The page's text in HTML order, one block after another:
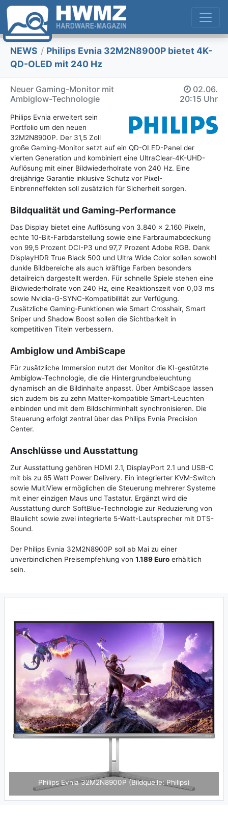
NEWS / Philips Evnia 32M2N8900P bietet 4K-
QD-OLED mit 240 Hz
Neuer Gaming-Monitor mit
Ambiglow-Technologie
02.06.
20:15 Uhr
Philips Evnia erweitert sein
Portfolio um den neuen
32M2N8900P. Der 31,5 Zoll
große Gaming-Monitor setzt auf ein QD-OLED-Panel der
vierten Generation und kombiniert eine UltraClear-4K-UHD-
Auflösung mit einer Bildwiederholrate von 240 Hz. Eine
dreijährige Garantie inklusive Schutz vor Pixel-
Einbrenneffekten soll zusätzlich für Sicherheit sorgen.
Bildqualität und Gaming-Performance
Das Display bietet eine Auflösung von 3.840 x 2.160 Pixeln,
echte 10-Bit-Farbdarstellung sowie eine Farbraumabdeckung
von 99,5 Prozent DCI-P3 und 97,7 Prozent Adobe RGB. Dank
DisplayHDR True Black 500 und Ultra Wide Color sollen sowohl
dunkle Bildbereiche als auch kräftige Farben besonders
detailreich dargestellt werden. Für schnelle Spiele stehen eine
Bildwiederholrate von 240 Hz, eine Reaktionszeit von 0,03 ms
sowie Nvidia-G-SYNC-Kompatibilität zur Verfügung.
Zusätzliche Gaming-Funktionen wie Smart Crosshair, Smart
Sniper und Shadow Boost sollen die Sichtbarkeit in
kompetitiven Titeln verbessern.
Ambiglow und AmbiScape
Für zusätzliche Immersion nutzt der Monitor die KI-gestützte
Ambiglow-Technologie, die die Hintergrundbeleuchtung
dynamisch an die Bildinhalte anpasst. Über AmbiScape lassen
sich zudem bis zu zehn Matter-kompatible Smart-Leuchten
einbinden und mit dem Bildschirminhalt synchronisieren. Die
Steuerung erfolgt zentral über das Philips Evnia Precision
Center.
Anschlüsse und Ausstattung
Zur Ausstattung gehören HDMI 2.1, DisplayPort 2.1 und USB-C
mit bis zu 65 Watt Power Delivery. Ein integrierter KVM-Switch
sowie MultiView ermöglichen die Steuerung mehrerer Systeme
mit einer einzigen Maus und Tastatur. Ergänzt wird die
Ausstattung durch SoftBlue-Technologie zur Reduzierung von
Blaulicht sowie zwei integrierte 5-Watt-Lautsprecher mit DTS-
Sound.
Der Philips Evnia 32M2N8900P soll ab Mai zu einer
unverbindlichen Preisempfehlung von 1.189 Euro erhältlich
sein.
Philips Evnia 32M2N8900P (Bildquelle: Philips)